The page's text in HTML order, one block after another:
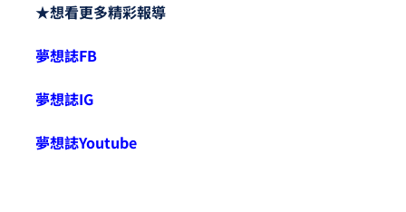
★想看更多精彩報導
夢想誌FB
夢想誌IG
夢想誌Youtube